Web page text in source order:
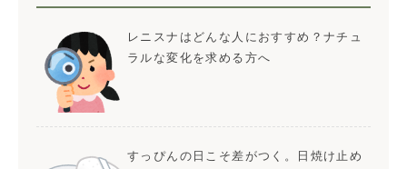
レニスナはどんな人におすすめ？ナチュ
ラルな変化を求める方へ
すっぴんの日こそ差がつく。日焼け止め